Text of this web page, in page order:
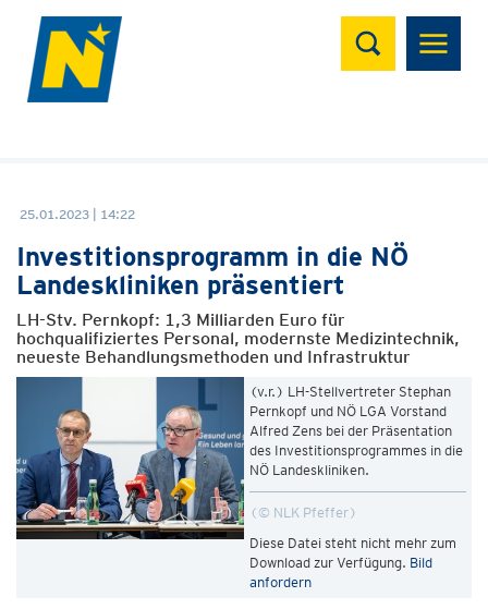
Suchen
25.01.2023 | 14:22
Investitionsprogramm in die NÖ
Landeskliniken präsentiert
LH-Stv. Pernkopf: 1,3 Milliarden Euro für
hochqualifiziertes Personal, modernste Medizintechnik,
neueste Behandlungsmethoden und Infrastruktur
(v.r.) LH-Stellvertreter Stephan
Pernkopf und NÖ LGA Vorstand
Alfred Zens bei der Präsentation
des Investitionsprogrammes in die
NÖ Landeskliniken.
© NLK Pfeffer
Diese Datei steht nicht mehr zum
Download zur Verfügung. Bild
anfordern